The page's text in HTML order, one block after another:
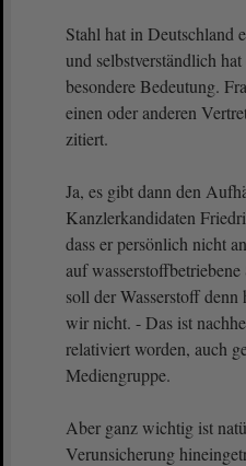
Stahl hat in Deutschland
und selbstverständlich
besondere Bedeutung.
einen oder anderen
zitiert.
Ja, es gibt dann den
Kanzlerkandidaten
dass er persönlich nicht
auf
soll der Wasserstoff
wir nicht. - Das ist
relativiert worden, auch
Mediengruppe.
Aber ganz wichtig ist
Verunsicherung